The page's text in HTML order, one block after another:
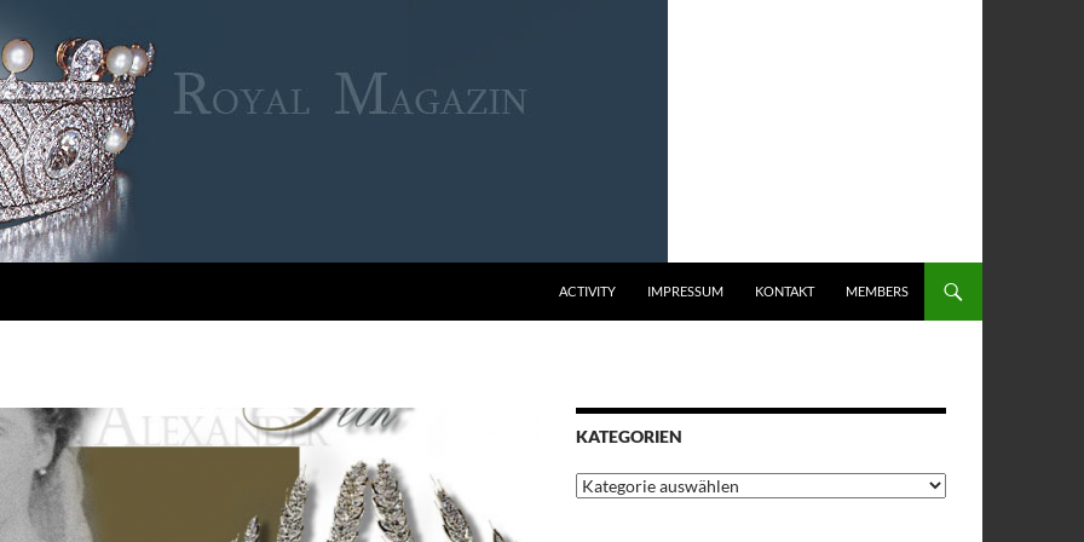
ACTIVITY IMPRESSUM KONTAKT MEMBERS
KATEGORIEN
Kategorien